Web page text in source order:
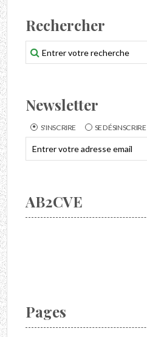
Rechercher
Newsletter
S'INSCRIRE SE DÉSINSCRIRE
AB2CVE
Pages